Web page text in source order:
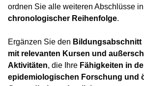
ordnen Sie alle weiteren Abschlüsse in
chronologischer Reihenfolge.
Ergänzen Sie den Bildungsabschnitt
mit relevanten Kursen und
Aktivitäten, die Ihre Fähigkeiten in
epidemiologischen Forschung und